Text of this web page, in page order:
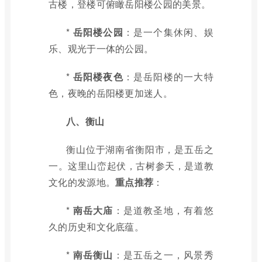
古楼，登楼可俯瞰岳阳楼公园的美景。
* 岳阳楼公园 ：是一个集休闲、娱
乐、观光于一体的公园。
* 岳阳楼夜色：是岳阳楼的一大特
色，夜晚的岳阳楼更加迷人。
八、衡山
衡山位于湖南省衡阳市，是五岳之
一。这里山峦起伏，古树参天，是道教
文化的发源地。重点推荐 ：
* 南岳大庙 ：是道教圣地，有着悠
久的历史和文化底蕴。
* 南岳衡山 ：是五岳之一，风景秀